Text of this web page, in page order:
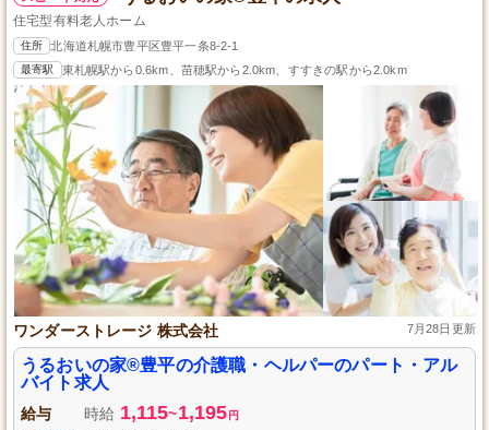
住宅型有料老人ホーム
住所 北海道札幌市豊平区豊平一条8-2-1
最寄駅 東札幌駅から0.6km、苗穂駅から2.0km、すすきの駅から2.0km
ワンダーストレージ 株式会社 7月28日更新
うるおいの家®豊平の介護職・ヘルパーのパート・アル
バイト求人
給与 時給 1,115~1,195 円